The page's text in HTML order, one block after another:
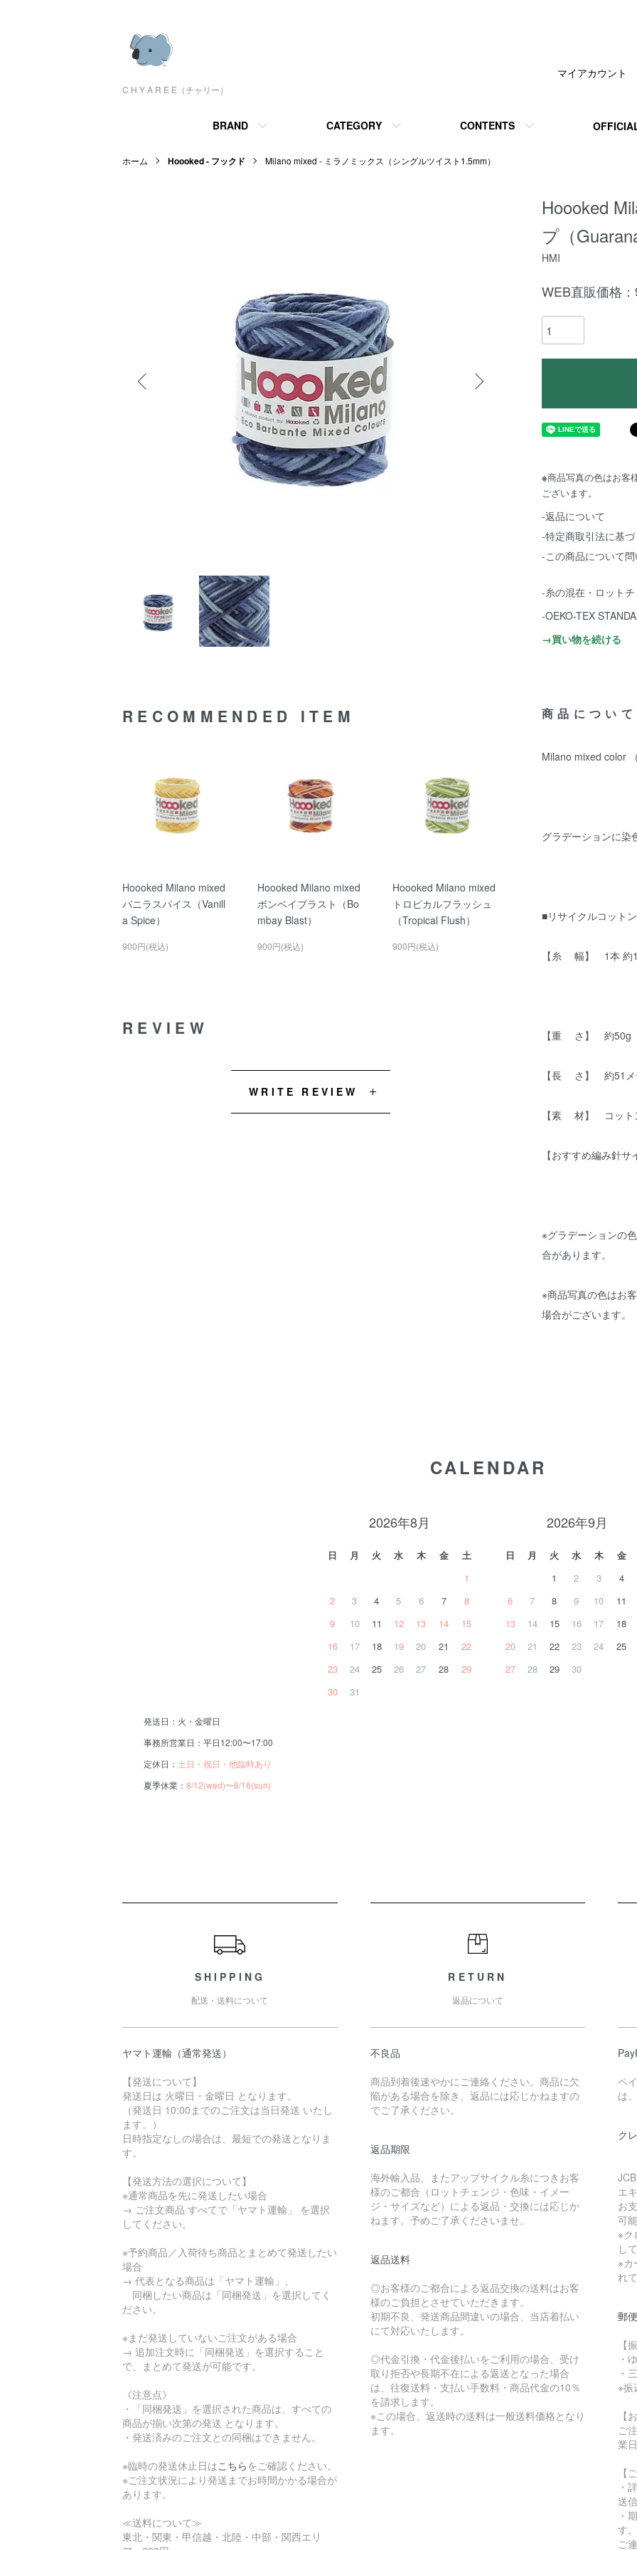
C H Y A R E E（チャリー）
BRAND CATEGORY CONTENTS
マイアカウント
ホーム Hoooked - フックド Milano mixed - ミラノミックス（シングルツイスト1.5mm）
Hoooked
プ（
HMI
WEB直販価格
※商品写真の色はお客
ございます。
-返品について
-特定商取引法に基
-この商品について
-糸の混在・ロット
-OEKO-TEX
→買い物を続ける
商品について
Milano mixed color
グラデーションに染
■リサイクルコット
【糸 幅】 1本 約
【重 さ】 約50g
【長 さ】 約51メ
【素 材】 コット
【おすすめ編み針
※グラデーションの
合があります。
※商品写真の色はお
場合がございます。
RECOMMENDED ITEM
Hoooked Milano mixed
バニラスパイス（Vanill
a Spice）
900円(税込)
Hoooked Milano mixed
ボンベイブラスト（Bo
mbay Blast）
900円(税込)
Hoooked Milano mixed
トロピカルフラッシュ
（Tropical Flush）
900円(税込)
REVIEW
WRITE REVIEW
CALENDAR
2026年8月
日 月 火 水 木 金
土
1
2
3 4 5 6 7
8
9
10 11 12 13 14
15
16
17 18 19 20 21
22
23
24 25 26 27 28
29
30
31
2026年9月
日 月 火 水 木 金
1
2 3 4
6
7 8 9 10 11
13
14 15 16 17 18
20
21 22 23 24 25
27
28 29 30
発送日：火・金曜日
事務所営業日：平日12:00〜17:00
定休日： 土日・祝日・他臨時あり
夏季休業： 8/12(wed)〜8/16(sun)
SHIPPING
配送・送料について
ヤマト運輸（通常発送）
【発送について】
発送日は 火曜日・金曜日 となります。
（発送日 10:00までのご注文は当日発送 いたし
ます。）
日時指定なしの場合は、最短での発送となりま
す。
【発送方法の選択について】
※通常商品を先に発送したい場合
→ ご注文商品 すべてで「ヤマト運輸」 を選択
してください。
※予約商品／入荷待ち商品とまとめて発送したい
場合
→ 代表となる商品は「ヤマト運輸」、
同梱したい商品は「同梱発送」を選択してく
ださい。
※まだ発送していないご注文がある場合
→ 追加注文時に「同梱発送」を選択すること
で、まとめて発送が可能です。
《注意点》
・「同梱発送」を選択された商品は、すべての
商品が揃い次第の発送 となります。
・発送済みのご注文との同梱はできません。
※臨時の発送休止日はこちら をご確認ください。
※ご注文状況により発送までお時間かかる場合が
あります。
≪送料について≫
東北・関東・甲信越・北陸・中部・関西エリ
RETURN
返品について
不良品
商品到着後速やかにご連絡ください。商品に欠
陥がある場合を除き、返品には応じかねますの
でご了承ください。
返品期限
海外輸入品、またアップサイクル糸につきお客
様のご都合（ロットチェンジ・色味・イメー
ジ・サイズなど）による返品・交換には応じか
ねます。予めご了承くださいませ。
返品送料
◎お客様のご都合による返品交換の送料はお客
様のご負担とさせていただきます。
初期不良、発送商品間違いの場合、当店着払い
にて対応いたします。
◎代金引換・代金後払いをご利用の場合、受け
取り拒否や長期不在による返送となった場合
は、往復送料・支払い手数料・商品代金の10％
を請求します。
※この場合、返送時の送料は一般送料価格となり
ます。
ペ
は
ク
エ
お
可
※ク
し
※カ
れ
郵
【
・
・
※振
【
ご
業
【
・
送
・
す
ご